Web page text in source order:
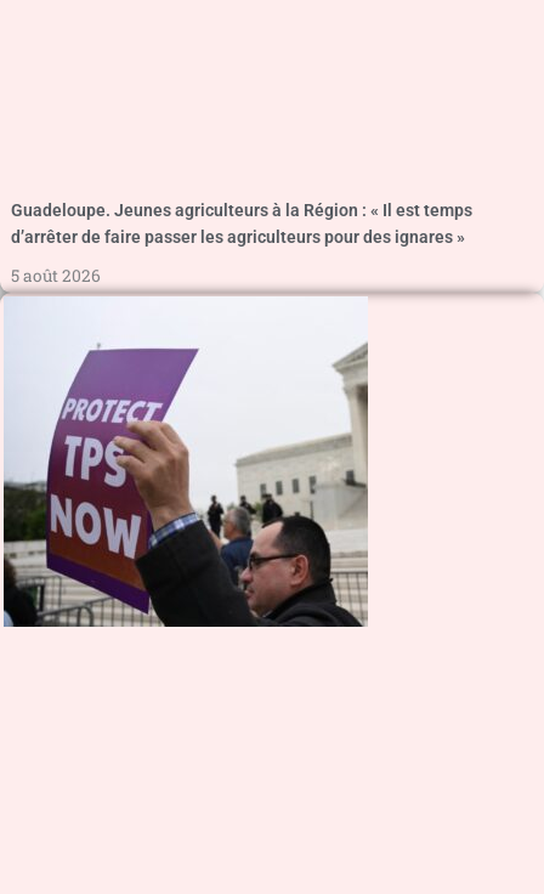
Guadeloupe. Jeunes agriculteurs à la Région : « Il est temps
d’arrêter de faire passer les agriculteurs pour des ignares »
5 août 2026